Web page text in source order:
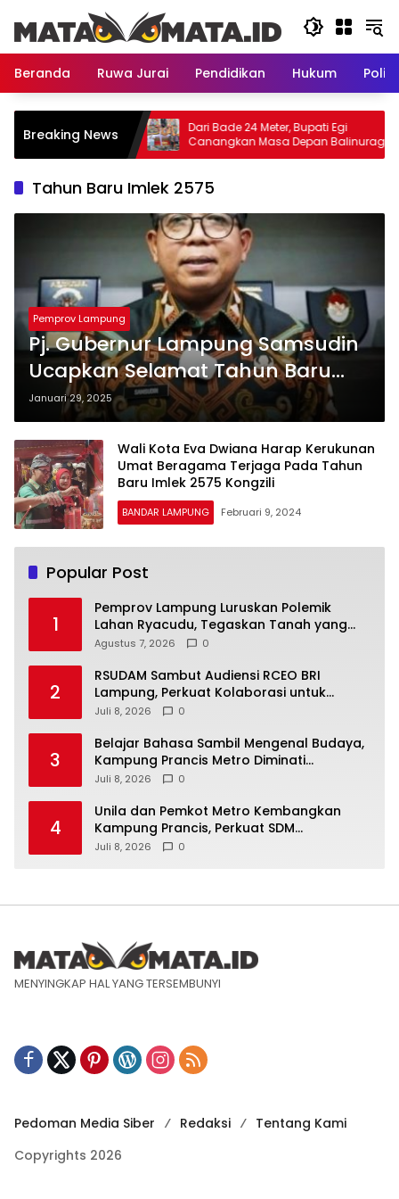
konten
Beranda
Ruwa Jurai Pendidikan Hukum
Breaking News
Polemik
Tanah yang
Provinsi
Dari Bade 24 Meter, Bupati Egi
Canangkan Masa Depan Balinuraga
sebagai Ikon Wisata Budaya
Tahun Baru Imlek 2575
Pemprov Lampung
Pj. Gubernur Lampung Samsudin
Ucapkan Selamat Tahun Baru
Imlek 2576: “Gong Xi Fa Cai”
Januari 29, 2025
Wali Kota Eva Dwiana Harap Kerukunan
Umat Beragama Terjaga Pada Tahun
Baru Imlek 2575 Kongzili
BANDAR LAMPUNG Februari 9, 2024
Popular Post
1
Pemprov Lampung Luruskan Polemik
Lahan Ryacudu, Tegaskan Tanah yang
Dipersoalkan Bukan Aset Provinsi
Agustus 7, 2026 0
2
RSUDAM Sambut Audiensi RCEO BRI
Lampung, Perkuat Kolaborasi untuk
Pengembangan Layanan dan SDM
Juli 8, 2026 0
3
Belajar Bahasa Sambil Mengenal Budaya,
Kampung Prancis Metro Diminati
Masyarakat
Juli 8, 2026 0
4
Unila dan Pemkot Metro Kembangkan
Kampung Prancis, Perkuat SDM
Berwawasan Internasional
Juli 8, 2026 0
MENYINGKAP HAL YANG TERSEMBUNYI
Pedoman Media Siber Redaksi
Tentang Kami
Copyrights 2026